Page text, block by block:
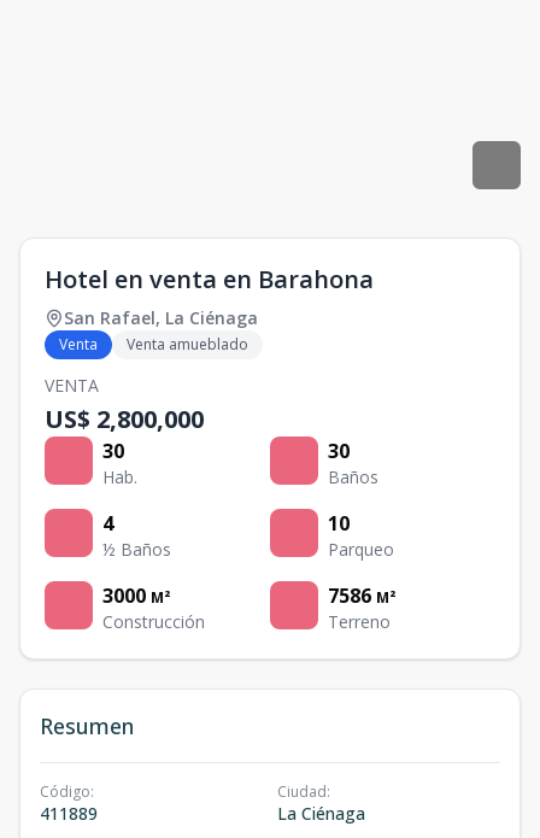
Hotel en venta en Barahona
San Rafael, La Ciénaga
Venta Venta amueblado
VENTA
US$ 2,800,000
30
Hab.
30
Baños
4
½ Baños
10
Parqueo
3000 M²
Construcción
7586 M²
Terreno
Resumen
Código:
411889
Ciudad:
La Ciénaga